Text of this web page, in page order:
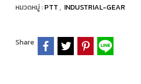
หมวดหมู่ :PTT, INDUSTRIAL-GEAR
Share